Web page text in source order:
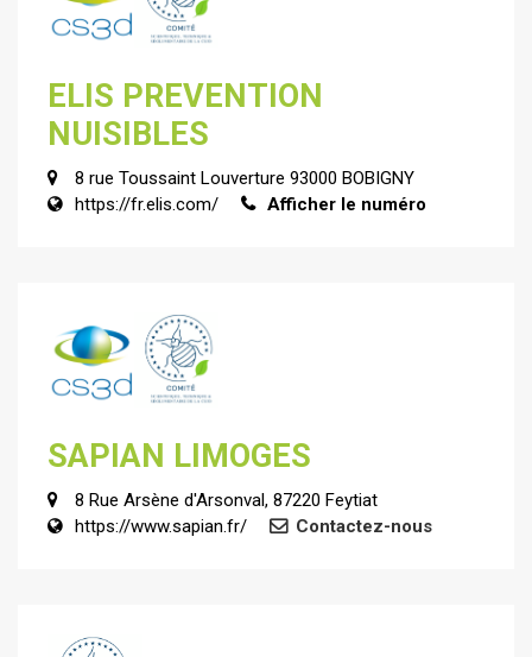
ELIS PREVENTION
NUISIBLES
8 rue Toussaint Louverture 93000 BOBIGNY
https://fr.elis.com/
Afficher le numéro
SAPIAN LIMOGES
8 Rue Arsène d'Arsonval, 87220 Feytiat
https://www.sapian.fr/
Contactez-nous